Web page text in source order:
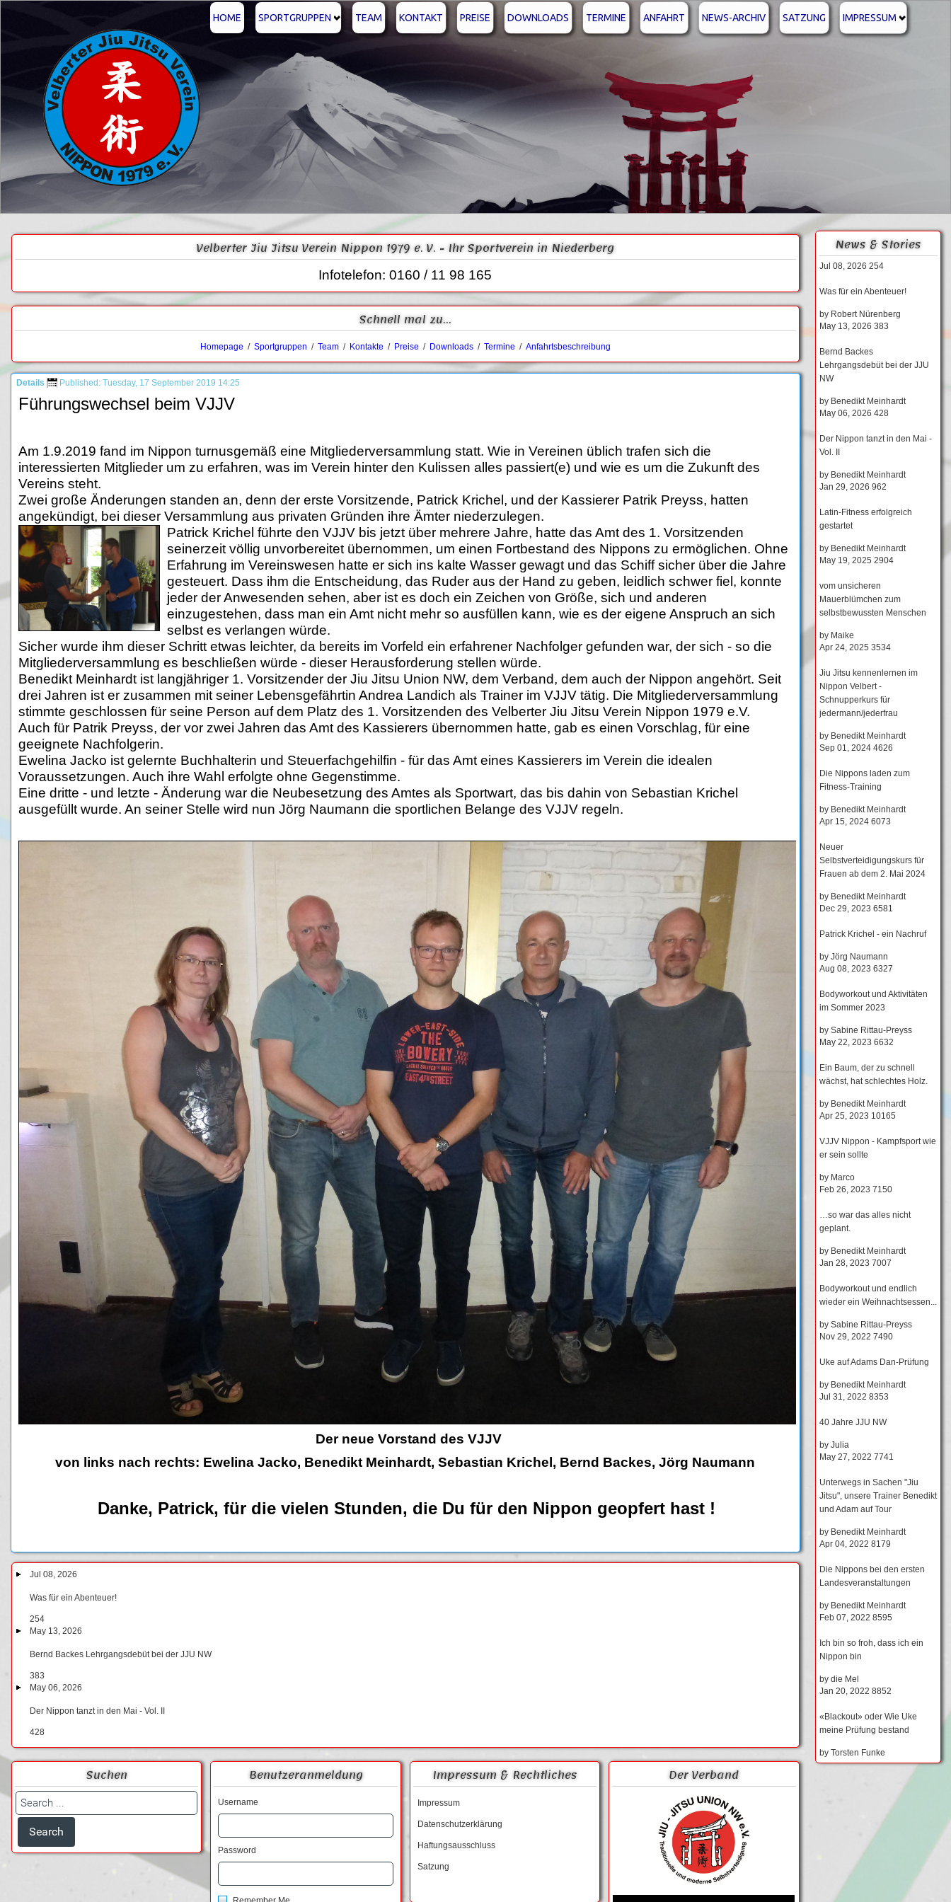
HOME SPORTGRUPPEN TEAM KONTAKT PREISE DOWNLOADS TERMINE ANFAHRT NEWS-ARCHIV SATZUNG IMPRESSUM
Velberter Jiu Jitsu Verein Nippon 1979 e. V. - Ihr Sportverein in Niederberg
Infotelefon: 0160 / 11 98 165
Schnell mal zu...
Homepage / Sportgruppen / Team/ Kontakte / Preise / Downloads/ Termine / Anfahrtsbeschreibung
Details Published: Tuesday, 17 September 2019 14:25
Führungswechsel beim VJJV
Am 1.9.2019 fand im Nippon turnusgemäß eine Mitgliederversammlung statt. Wie in Vereinen üblich trafen sich die
interessierten Mitglieder um zu erfahren, was im Verein hinter den Kulissen alles passiert(e) und wie es um die Zukunft des
Vereins steht.
Zwei große Änderungen standen an, denn der erste Vorsitzende, Patrick Krichel, und der Kassierer Patrik Preyss, hatten
angekündigt, bei dieser Versammlung aus privaten Gründen ihre Ämter niederzulegen.
Patrick Krichel führte den VJJV bis jetzt über mehrere Jahre, hatte das Amt des 1. Vorsitzenden
seinerzeit völlig unvorbereitet übernommen, um einen Fortbestand des Nippons zu ermöglichen. Ohne
Erfahrung im Vereinswesen hatte er sich ins kalte Wasser gewagt und das Schiff sicher über die Jahre
gesteuert. Dass ihm die Entscheidung, das Ruder aus der Hand zu geben, leidlich schwer fiel, konnte
jeder der Anwesenden sehen, aber ist es doch ein Zeichen von Größe, sich und anderen
einzugestehen, dass man ein Amt nicht mehr so ausfüllen kann, wie es der eigene Anspruch an sich
selbst es verlangen würde.
Sicher wurde ihm dieser Schritt etwas leichter, da bereits im Vorfeld ein erfahrener Nachfolger gefunden war, der sich - so die
Mitgliederversammlung es beschließen würde - dieser Herausforderung stellen würde.
Benedikt Meinhardt ist langjähriger 1. Vorsitzender der Jiu Jitsu Union NW, dem Verband, dem auch der Nippon angehört. Seit
drei Jahren ist er zusammen mit seiner Lebensgefährtin Andrea Landich als Trainer im VJJV tätig. Die Mitgliederversammlung
stimmte geschlossen für seine Person auf dem Platz des 1. Vorsitzenden des Velberter Jiu Jitsu Verein Nippon 1979 e.V.
Auch für Patrik Preyss, der vor zwei Jahren das Amt des Kassierers übernommen hatte, gab es einen Vorschlag, für eine
geeignete Nachfolgerin.
Ewelina Jacko ist gelernte Buchhalterin und Steuerfachgehilfin - für das Amt eines Kassierers im Verein die idealen
Voraussetzungen. Auch ihre Wahl erfolgte ohne Gegenstimme.
Eine dritte - und letzte - Änderung war die Neubesetzung des Amtes als Sportwart, das bis dahin von Sebastian Krichel
ausgefüllt wurde. An seiner Stelle wird nun Jörg Naumann die sportlichen Belange des VJJV regeln.
Der neue Vorstand des VJJV
von links nach rechts: Ewelina Jacko, Benedikt Meinhardt, Sebastian Krichel, Bernd Backes, Jörg Naumann
Danke, Patrick, für die vielen Stunden, die Du für den Nippon geopfert hast !
Jul 08, 2026
Was für ein Abenteuer!
254
May 13, 2026
Bernd Backes Lehrgangsdebüt bei der JJU NW
383
May 06, 2026
Der Nippon tanzt in den Mai - Vol. II
428
Suchen Benutzeranmeldung
Username
Password
Impressum & Rechtliches
Impressum
Datenschutzerklärung
Haftungsausschluss
Satzung
Der Verband
News & Stories
Jul 08, 2026 254
Was für ein Abenteuer!
by Robert Nürenberg
May 13, 2026 383
Bernd Backes
Lehrgangsdebüt bei der JJU
NW
by Benedikt Meinhardt
May 06, 2026 428
Der Nippon tanzt in den Mai -
Vol. II
by Benedikt Meinhardt
Jan 29, 2026 962
Latin-Fitness erfolgreich
gestartet
by Benedikt Meinhardt
May 19, 2025 2904
vom unsicheren
Mauerblümchen zum
selbstbewussten Menschen
by Maike
Apr 24, 2025 3534
Jiu Jitsu kennenlernen im
Nippon Velbert -
Schnupperkurs für
jedermann/jederfrau
by Benedikt Meinhardt
Sep 01, 2024 4626
Die Nippons laden zum
Fitness-Training
by Benedikt Meinhardt
Apr 15, 2024 6073
Neuer
Selbstverteidigungskurs für
Frauen ab dem 2. Mai 2024
by Benedikt Meinhardt
Dec 29, 2023 6581
Patrick Krichel - ein Nachruf
by Jörg Naumann
Aug 08, 2023 6327
Bodyworkout und Aktivitäten
im Sommer 2023
by Sabine Rittau-Preyss
May 22, 2023 6632
Ein Baum, der zu schnell
wächst, hat schlechtes Holz.
by Benedikt Meinhardt
Apr 25, 2023 10165
VJJV Nippon - Kampfsport wie
er sein sollte
by Marco
Feb 26, 2023 7150
…so war das alles nicht
geplant.
by Benedikt Meinhardt
Jan 28, 2023 7007
Bodyworkout und endlich
wieder ein Weihnachtsessen...
by Sabine Rittau-Preyss
Nov 29, 2022 7490
Uke auf Adams Dan-Prüfung
by Benedikt Meinhardt
Jul 31, 2022 8353
40 Jahre JJU NW
by Julia
May 27, 2022 7741
Unterwegs in Sachen "Jiu
Jitsu", unsere Trainer Benedikt
und Adam auf Tour
by Benedikt Meinhardt
Apr 04, 2022 8179
Die Nippons bei den ersten
Landesveranstaltungen
by Benedikt Meinhardt
Feb 07, 2022 8595
Ich bin so froh, dass ich ein
Nippon bin
by die Mel
Jan 20, 2022 8852
«Blackout» oder Wie Uke
meine Prüfung bestand
by Torsten Funke